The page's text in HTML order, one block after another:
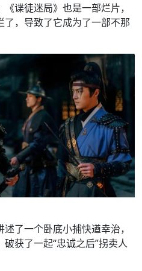
谍徒迷局》也是一部烂片，
，导致了它成为了一部不那
了一个卧底小捕快遒幸治，
获了一起“忠诚之后”拐卖人